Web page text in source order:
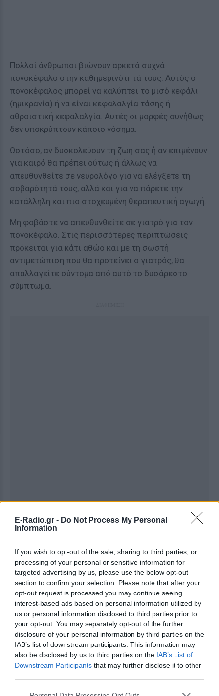
E-Radio.gr - Do Not Process My Personal
Information
If you wish to opt-out of the sale, sharing to third parties, or
processing of your personal or sensitive information for
targeted advertising by us, please use the below opt-out
section to confirm your selection. Please note that after your
opt-out request is processed you may continue seeing
interest-based ads based on personal information utilized by
us or personal information disclosed to third parties prior to
your opt-out. You may separately opt-out of the further
disclosure of your personal information by third parties on the
IAB’s list of downstream participants. This information may
also be disclosed by us to third parties on the IAB’s List of
Downstream Participants that may further disclose it to other
Πολλοί άνθρωποι βιώνουν αρκετά συχνά
πονοκέφαλο στην καθημερινότητά τους. Αυτός ο
πονοκέφαλος μπορεί να καλύπτει το μισό κεφάλι
(ημικρανία) ή να είναι κεφαλαλγία τάσης ή
αθροιστική κεφαλαλγία. Αυτές οι μορφές συνήθως
δεν υποκρύπτουν κάποιο νόσημα.
Ωστόσο, αν δυσκολεύουν τη ζωή σας ή αν επιμένουν
για καιρό θα πρέπει ούτως ή άλλως να
απευθυνθείτε σε νευρολόγο για να ελέγξετε τη
σοβαρότητά τους, αλλά και για να πάρετε την
κατάλληλη και πιο στοχευμένη θεραπευτική αγωγή.
Μη φοβάστε να απευθυνθείτε σε γιατρό για τον
πονοκέφαλο. Στις περισσότερες περιπτώσεις
πρόκειται για κάτι αθώο και με τη σωστή
αντιμετώπιση που θα προτείνει ο γιατρός, θα
απαλλαγείτε σύντομα από αυτό το δυσάρεστο
σύμπτωμα.
Ακολουθήστε το E-Radio.gr στο
Εσύ μπήκες στο E-Daily.gr; Τα νέα της ημέρας
και ότι σου κάνει κλικ!
Ακολουθήστε το E-Radio.gr και στο Instagram
ΔΙΑΦΗΜΙΣΗ